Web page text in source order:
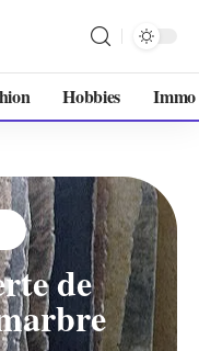
Hobbies Immo
de